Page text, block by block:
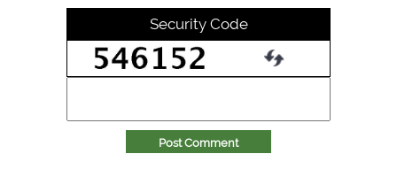
Security Code
Post Comment